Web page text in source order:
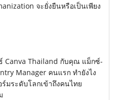
จะยั่งยืนหรือเป็นเพียง
Canva Thailand กับคุณ แม็กซ์-
Manager คนแรก ทำยังไง
มระดับโลกเข้าถึงคนไทย